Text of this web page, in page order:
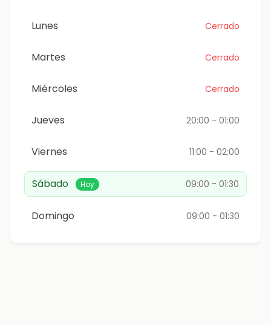
Lunes Cerrado
Martes Cerrado
Miércoles Cerrado
Jueves 20:00 - 01:00
Viernes 11:00 - 02:00
Sábado Hoy 09:00 - 01:30
Domingo 09:00 - 01:30